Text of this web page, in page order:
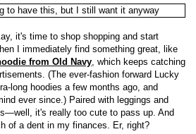
it's time to shop shopping and start
I immediately find something great, like
from Old Navy , which keeps catching
(The ever-fashion forward Lucky
long hoodies a few months ago, and
ever since.) Paired with leggings and
it's really too cute to pass up. And
of a dent in my finances. Er, right?